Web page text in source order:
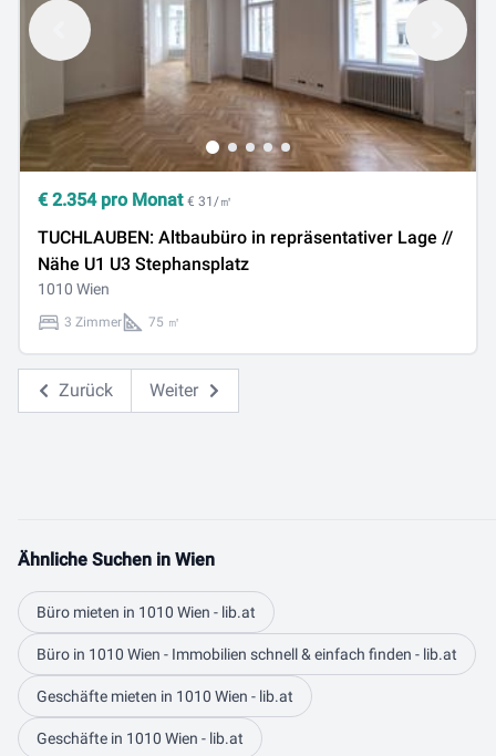
€ 2.354pro Monat € 31/㎡
TUCHLAUBEN: Altbaubüro in repräsentativer Lage //
Nähe U1 U3 Stephansplatz
1010 Wien
3 Zimmer 75 ㎡
Zurück Weiter
Ähnliche Suchen in Wien
Büro mieten in 1010 Wien - lib.at
Büro in 1010 Wien - Immobilien schnell & einfach finden - lib.at
Geschäfte mieten in 1010 Wien - lib.at
Geschäfte in 1010 Wien - lib.at